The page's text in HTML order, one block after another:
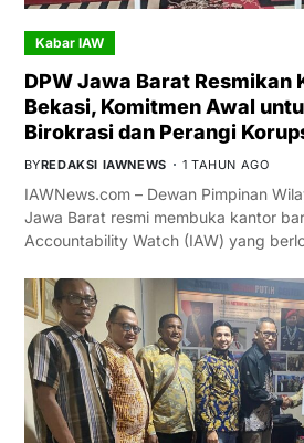
Kabar IAW
DPW Jawa Barat Resmikan
Bekasi, Komitmen Awal
Birokrasi dan Perangi
BYREDAKSI IAWNEWS 1 TAHUN AGO
IAWNews.com – Dewan Pimpinan
Jawa Barat resmi membuka kantor
Accountability Watch (IAW) yang